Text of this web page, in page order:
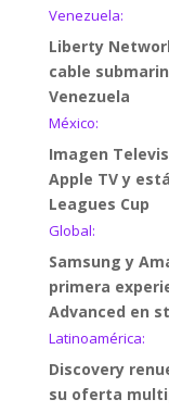
Venezuela:
Liberty
cable
Venezuela
México:
Imagen
Apple TV y
Leagues Cup
Global:
Samsung y
primera
Advanced en
Latinoamérica:
Discovery
su oferta